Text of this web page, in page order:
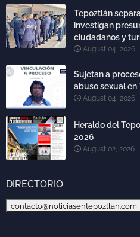
Tepoztlán
investigan
ciudadanos y
August 04, 2026
Sujetan a
abuso sexual en
August 04, 2026
Heraldo del
2026
August 02, 2026
DIRECTORIO
contacto@noticiasentepoztlan.com